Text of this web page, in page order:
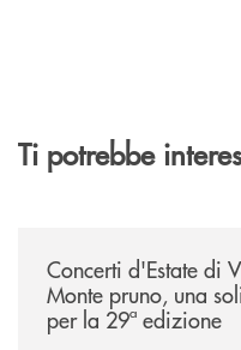
Ti potrebbe
Concerti d'Estate di
Monte pruno, una
per la 29ª edizione